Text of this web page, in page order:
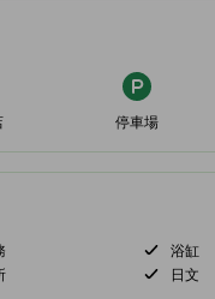
停車場
浴缸
日文